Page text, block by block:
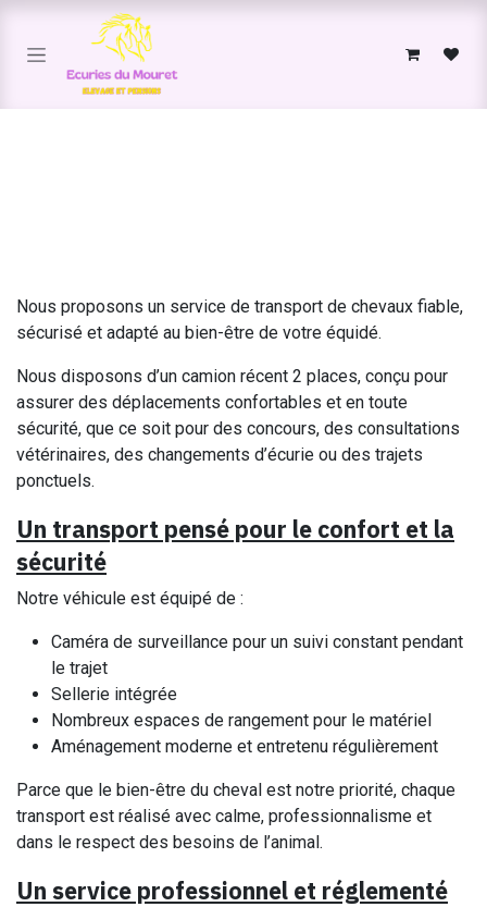
Se rendre au contenu
Nous proposons un service de transport de chevaux fiable,
sécurisé et adapté au bien-être de votre équidé.
Nous disposons d’un camion récent 2 places, conçu pour
assurer des déplacements confortables et en toute
sécurité, que ce soit pour des concours, des consultations
vétérinaires, des changements d’écurie ou des trajets
ponctuels.
Un transport pensé pour le confort et la
sécurité
Notre véhicule est équipé de :
Caméra de surveillance pour un suivi constant pendant
le trajet
Sellerie intégrée
Nombreux espaces de rangement pour le matériel
Aménagement moderne et entretenu régulièrement
Parce que le bien-être du cheval est notre priorité, chaque
transport est réalisé avec calme, professionnalisme et
dans le respect des besoins de l’animal.
Un service professionnel et réglementé